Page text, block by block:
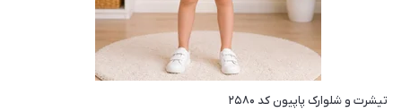
تیشرت و شلوارک پاپیون کد ۲۵۸۰